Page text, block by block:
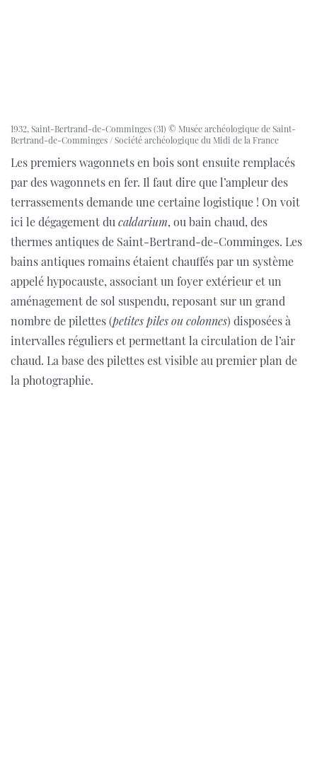
1932, Saint-Bertrand-de-Comminges (31) © Musée archéologique de Saint-
Bertrand-de-Comminges / Société archéologique du Midi de la France
Les premiers wagonnets en bois sont ensuite remplacés
par des wagonnets en fer. Il faut dire que l’ampleur des
terrassements demande une certaine logistique ! On voit
ici le dégagement ducaldarium, ou bain chaud, des
thermes antiques de Saint-Bertrand-de-Comminges. Les
bains antiques romains étaient chauffés par un système
appelé hypocauste, associant un foyer extérieur et un
aménagement de sol suspendu, reposant sur un grand
nombre de pilettes (petites piles ou colonnes) disposées à
intervalles réguliers et permettant la circulation de l’air
chaud. La base des pilettes est visible au premier plan de
la photographie.